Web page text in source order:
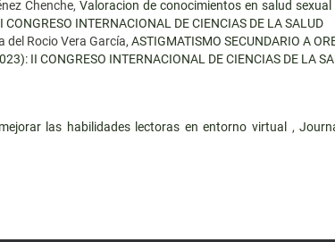
Chenche,Valoracion de conocimientos en salud
INTERNACIONAL DE CIENCIAS DE LA SALUD
Rocio Vera García, ASTIGMATISMO SECUNDARIO A
II CONGRESO INTERNACIONAL DE CIENCIAS DE LA
las habilidades lectoras en entorno virtual ,